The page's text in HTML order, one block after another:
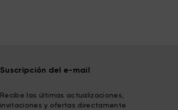
Suscripción del e-mail
Recibe las últimas actualizaciones,
invitaciones y ofertas directamente